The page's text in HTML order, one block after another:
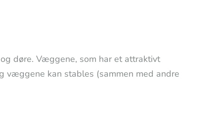
døre. Væggene, som har et attraktivt
væggene kan stables (sammen med andre